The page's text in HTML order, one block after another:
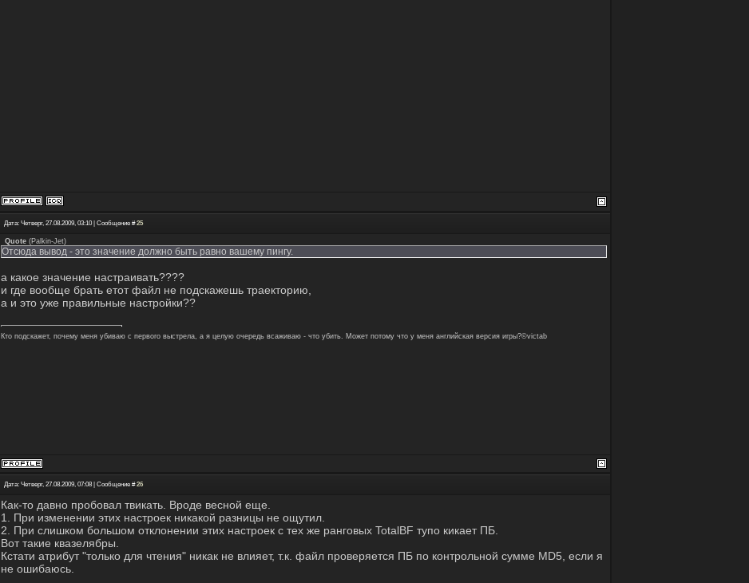
Дата: Четверг, 27.08.2009, 03:10 | Сообщение #25
Quote (Palkin-Jet)
Отсюда вывод - это значение должно быть равно вашему пингу.
а какое значение настраивать????
и где вообще брать етот файл не подскажешь траекторию,
а и это уже правильные настройки??
Кто подскажет, почему меня убиваю с первого выстрела, а я целую очередь всаживаю - что убить. Может потому что у меня английская версия игры?©victab
Дата: Четверг, 27.08.2009, 07:08 | Сообщение #26
Как-то давно пробовал твикать. Вроде весной еще.
1. При изменении этих настроек никакой разницы не ощутил.
2. При слишком большом отклонении этих настроек с тех же ранговых TotalBF тупо кикает ПБ.
Вот такие квазелябры.
Кстати атрибут "только для чтения" никак не влияет, т.к. файл проверяется ПБ по контрольной сумме MD5, если я
не ошибаюсь.